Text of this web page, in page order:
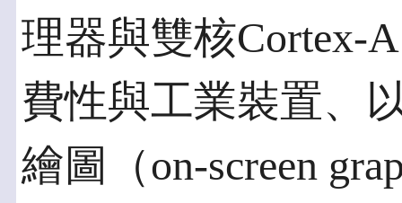
理器與雙核Cortex-
費性與工業裝置、
繪圖（on-screen